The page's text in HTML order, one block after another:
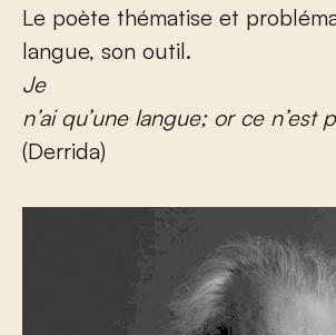
Le poète thématise et
langue, son outil.
Je
n’ai qu’une langue; or ce n’est
(Derrida)